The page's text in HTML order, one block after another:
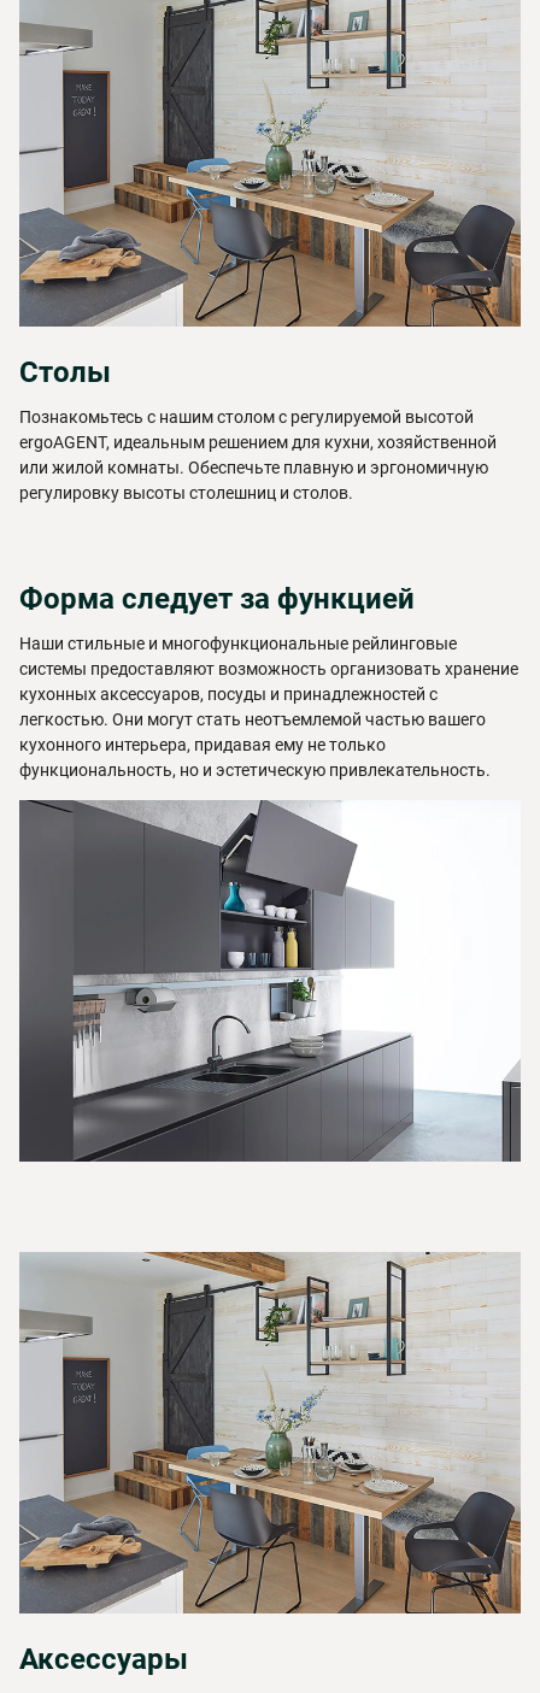
Столы
Познакомьтесь с нашим столом с регулируемой высотой
ergoAGENT, идеальным решением для кухни, хозяйственной
или жилой комнаты. Обеспечьте плавную и эргономичную
регулировку высоты столешниц и столов.
Форма следует за функцией
Наши стильные и многофункциональные рейлинговые
системы предоставляют возможность организовать хранение
кухонных аксессуаров, посуды и принадлежностей с
легкостью. Они могут стать неотъемлемой частью вашего
кухонного интерьера, придавая ему не только
функциональность, но и эстетическую привлекательность.
Аксессуары